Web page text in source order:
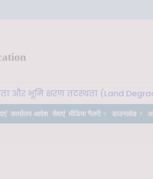
क्षरण तटस्थता (Land
कार्यालय आदेश सेवाएं मीडिया गैलरी डाउनलोड